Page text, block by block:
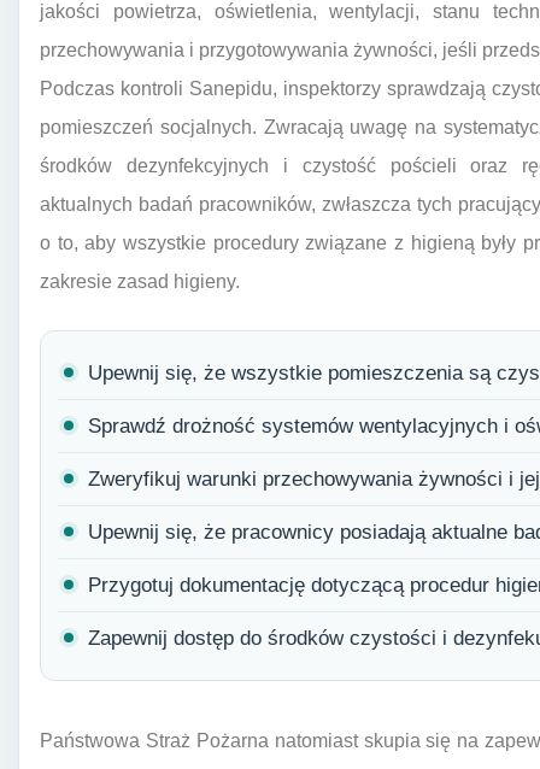
jakości powietrza, oświetlenia, wentylacji, stanu
przechowywania i przygotowywania żywności, jeśli
Podczas kontroli Sanepidu, inspektorzy sprawdzają
pomieszczeń socjalnych. Zwracają uwagę na
środków dezynfekcyjnych i czystość pościeli oraz
aktualnych badań pracowników, zwłaszcza tych
o to, aby wszystkie procedury związane z higieną były
zakresie zasad higieny.
Upewnij się, że wszystkie pomieszczenia są
Sprawdź drożność systemów wentylacyjnych i
Zweryfikuj warunki przechowywania żywności i
Upewnij się, że pracownicy posiadają aktualne
Przygotuj dokumentację dotyczącą procedur
Zapewnij dostęp do środków czystości i
Państwowa Straż Pożarna natomiast skupia się na